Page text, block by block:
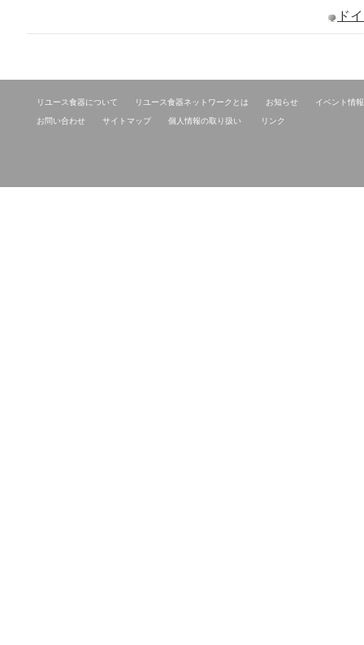
ド
リユース食器について リユース食器ネットワークとは お知らせ イベント情報
お問い合わせ サイトマップ 個人情報の取り扱い リンク